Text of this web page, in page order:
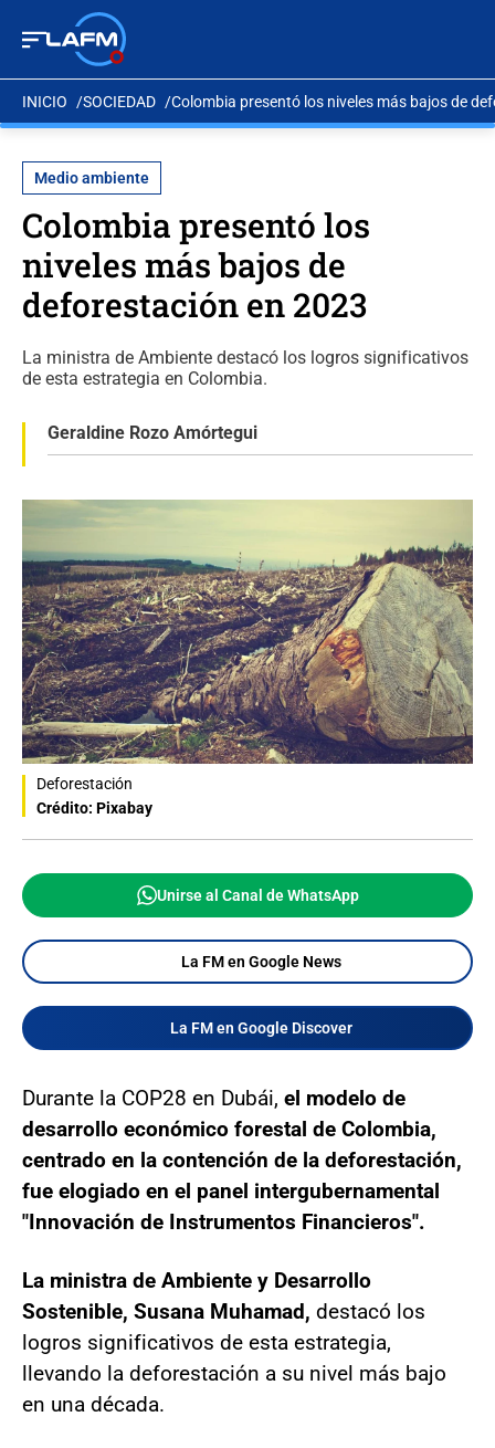
INICIO SOCIEDAD Colombia presentó los niveles más bajos de
Medio ambiente
Colombia presentó los
niveles más bajos de
deforestación en 2023
La ministra de Ambiente destacó los logros significativos
de esta estrategia en Colombia.
Geraldine Rozo Amórtegui
Deforestación
Crédito: Pixabay
Unirse al Canal de WhatsApp
La FM en Google News
La FM en Google Discover
Durante la COP28 en Dubái, el modelo de
desarrollo económico forestal de Colombia,
centrado en la contención de la deforestación,
fue elogiado en el panel intergubernamental
"Innovación de Instrumentos Financieros".
La ministra de Ambiente y Desarrollo
Sostenible, Susana Muhamad, destacó los
logros significativos de esta estrategia,
llevando la deforestación a su nivel más bajo
en una década.